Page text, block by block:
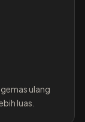
ulang
luas.